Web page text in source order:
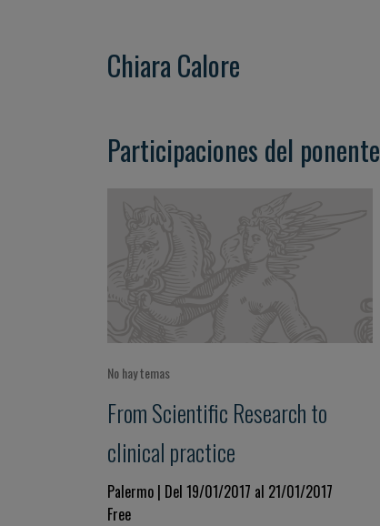
Chiara Calore
Participaciones del ponente
No hay temas
From Scientific Research to
clinical practice
Palermo | Del 19/01/2017 al 21/01/2017
Free